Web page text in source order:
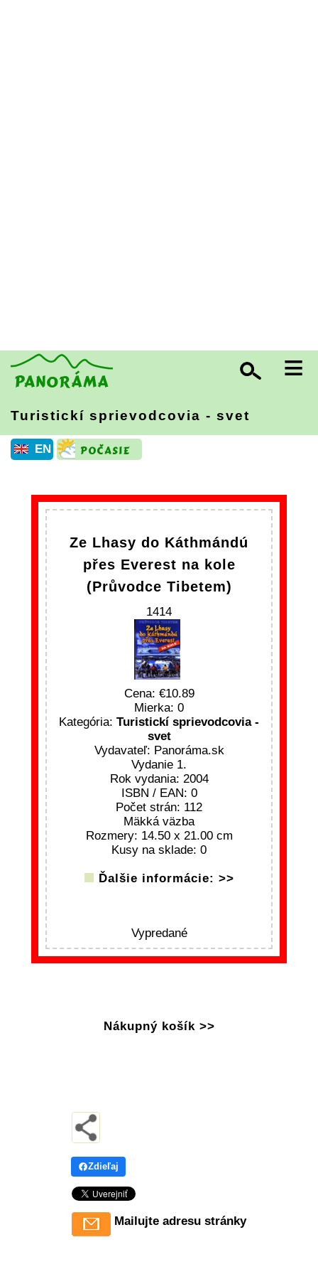
≡
Turistickí sprievodcovia - svet
EN
Ze Lhasy do Káthmándú
přes Everest na kole
(Průvodce Tibetem)
1414
Cena:
10.89
Mierka: 0
Kategória: Turistickí sprievodcovia -
svet
Vydavateľ: Panoráma.sk
Vydanie 1.
Rok vydania: 2004
ISBN / EAN: 0
Počet strán: 112
Mäkká väzba
Rozmery: 14.50 x 21.00 cm
Kusy na sklade: 0
Ďalšie informácie: >>
Vypredané
Nákupný košík >>
Zdieľaj
Mailujte adresu stránky